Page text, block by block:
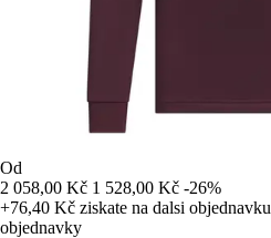
Od
2 058,00 Kč 1 528,00 Kč -26%
+76,40 Kč ziskate na dalsi objednavku
objednavky